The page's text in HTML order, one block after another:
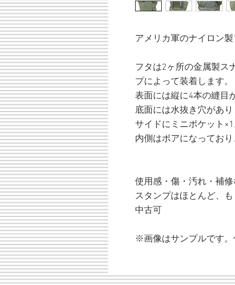
アメリカ軍のナイロン製
フタは2ヶ所の金属製ス
プによって装着します。
表面には縦に4本の縫目
底面には水抜き穴があり
サイドにミニポケット×1
内側はボアになっており
使用感・傷・汚れ・補修
スタンプはほとんど、
中古可
※画像はサンプルです